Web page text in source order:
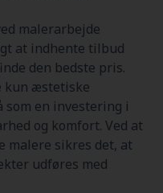
malerarbejde
at indhente tilbud
den bedste pris.
kun æstetiske
som en investering i
og komfort. Ved at
malere sikres det, at
udføres med